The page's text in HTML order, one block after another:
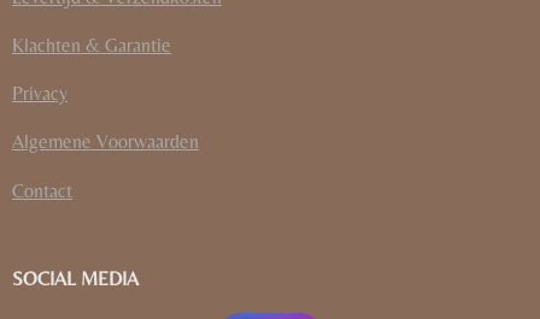
Klachten & Garantie
Privacy
Algemene Voorwaarden
Contact
SOCIAL MEDIA